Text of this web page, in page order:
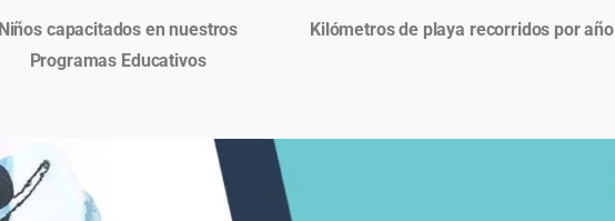
Niños capacitados en nuestros
Programas Educativos
Kilómetros de playa recorridos por año